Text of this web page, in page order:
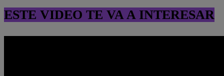
ESTE VIDEO TE VA A INTERESAR